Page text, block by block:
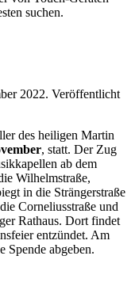
suchen.
2022. Veröffentlicht
des heiligen Martin
, statt. Der Zug
ab dem
Wilhelmstraße,
in die Strängerstraße
Corneliusstraße und
Rathaus. Dort findet
entzündet. Am
Spende abgeben.